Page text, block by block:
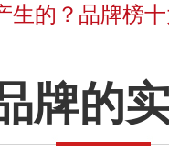
生的？品牌榜
牌的